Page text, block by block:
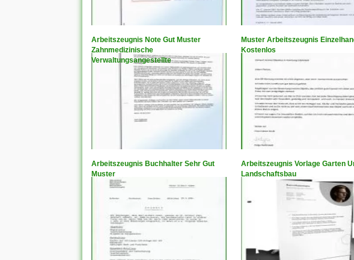
Arbeitszeugnis Note Gut Muster
Zahnmedizinische
Verwaltungsangestellte
Muster Arbeitszeugnis
Kostenlos
Arbeitszeugnis Buchhalter Sehr Gut
Muster
Arbeitszeugnis Vorlage Garten
Landschaftsbau